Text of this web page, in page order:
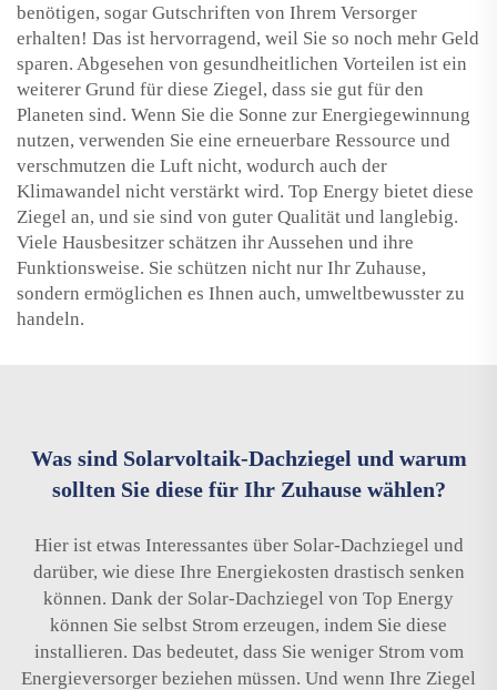
benötigen, sogar Gutschriften von Ihrem Versorger
erhalten! Das ist hervorragend, weil Sie so noch mehr Geld
sparen. Abgesehen von gesundheitlichen Vorteilen ist ein
weiterer Grund für diese Ziegel, dass sie gut für den
Planeten sind. Wenn Sie die Sonne zur Energiegewinnung
nutzen, verwenden Sie eine erneuerbare Ressource und
verschmutzen die Luft nicht, wodurch auch der
Klimawandel nicht verstärkt wird. Top Energy bietet diese
Ziegel an, und sie sind von guter Qualität und langlebig.
Viele Hausbesitzer schätzen ihr Aussehen und ihre
Funktionsweise. Sie schützen nicht nur Ihr Zuhause,
sondern ermöglichen es Ihnen auch, umweltbewusster zu
handeln.
Was sind Solarvoltaik-Dachziegel und warum
sollten Sie diese für Ihr Zuhause wählen?
Hier ist etwas Interessantes über Solar-Dachziegel und
darüber, wie diese Ihre Energiekosten drastisch senken
können. Dank der Solar-Dachziegel von Top Energy
können Sie selbst Strom erzeugen, indem Sie diese
installieren. Das bedeutet, dass Sie weniger Strom vom
Energieversorger beziehen müssen. Und wenn Ihre Ziegel